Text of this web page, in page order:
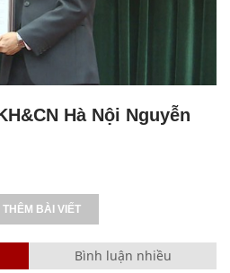
Hà Nội Nguyễn
THÊM BÀI VIẾT
Bình luận nhiều